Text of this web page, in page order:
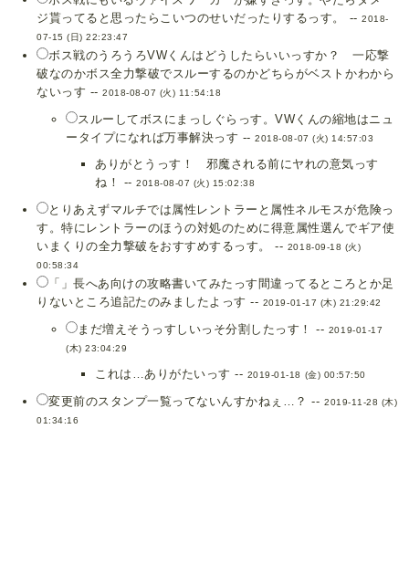
ジ貰ってると思ったらこいつのせいだったりするっす。 --2018-
07-15 (日) 22:23:47
ボス戦のうろうろVWくんはどうしたらいいっすか？ 一応撃
破なのかボス全力撃破でスルーするのかどちらがベストかわから
ないっす --2018-08-07 (火) 11:54:18
スルーしてボスにまっしぐらっす。VWくんの縮地はニュ
ータイプになれば万事解決っす --2018-08-07 (火) 14:57:03
ありがとうっす！ 邪魔される前にヤれの意気っす
ね！ --2018-08-07 (火) 15:02:38
とりあえずマルチでは属性レントラーと属性ネルモスが危険っ
す。特にレントラーのほうの対処のために得意属性選んでギア使
いまくりの全力撃破をおすすめするっす。 -- 2018-09-18 (火)
00:58:34
「」長へあ向けの攻略書いてみたっす間違ってるところとか足
りないところ追記たのみましたよっす -- 2019-01-17 (木) 21:29:42
まだ増えそうっすしいっそ分割したっす！ -- 2019-01-17
(木) 23:04:29
これは…ありがたいっす -- 2019-01-18 (金) 00:57:50
変更前のスタンプ一覧ってないんすかねぇ…？ -- 2019-11-28 (木)
01:34:16